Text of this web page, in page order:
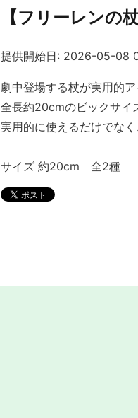
【フリーレン
提供開始日: 2026-05-08
劇中登場する杖が実用的
全長約20cmのビックサイ
実用的に使えるだけでな
サイズ 約20cm 全2種